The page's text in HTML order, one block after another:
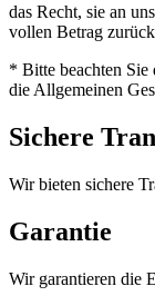
das Recht, sie an
vollen Betrag
* Bitte beachten Sie
die Allgemeinen
Sichere
Wir bieten sichere
Garantie
Wir garantieren die